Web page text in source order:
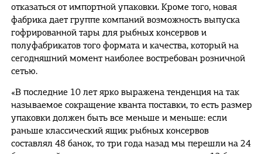
отказаться от импортной упаковки. Кроме того, новая
фабрика дает группе компаний возможность выпуска
гофрированной тары для рыбных консервов и
полуфабрикатов того формата и качества, который на
сегодняшний момент наиболее востребован розничной
сетью.
«В последние 10 лет ярко выражена тенденция на так
называемое сокращение кванта поставки, то есть размер
упаковки должен быть все меньше и меньше: если
раньше классический ящик рыбных консервов
составлял 48 банок, то три года назад мы перешли на 24